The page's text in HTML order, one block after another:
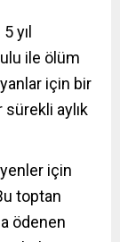
yıl
ile ölüm
için bir
aylık
için
toptan
ödenen